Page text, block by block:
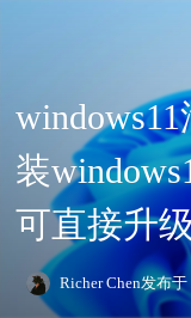
影视资讯
技术
登录 注册
装
可直接升
Richer Chen发布于